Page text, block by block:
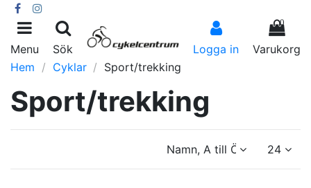
Menu Sök Logga in
0
Varukorg
Hem
Cyklar Sport/trekking
Sport/trekking
Namn, A till Ö 24